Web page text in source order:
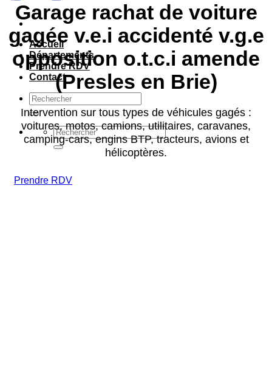
Accueil
Départements
Prendre RDV
Contact
Garage rachat de voiture
gagée v.e.i accidenté v.g.e
opposition o.t.c.i amende
(Presles en Brie)
Intervention sur tous types de véhicules gagés :
voitures, motos, camions, utilitaires, caravanes,
camping-cars, engins BTP, tracteurs, avions et
hélicoptères.
Prendre RDV